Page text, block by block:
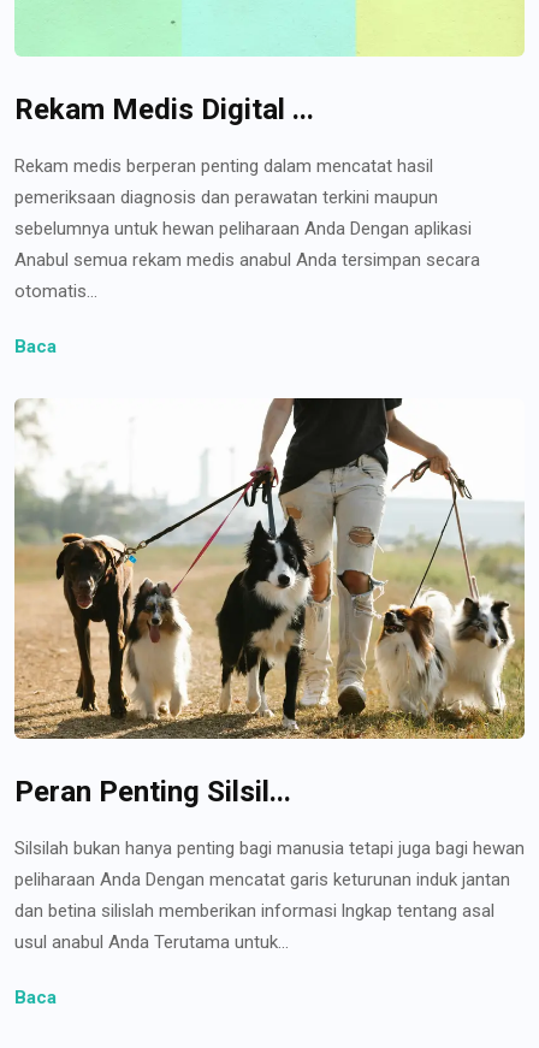
Rekam Medis Digital ...
Rekam medis berperan penting dalam mencatat hasil
pemeriksaan diagnosis dan perawatan terkini maupun
sebelumnya untuk hewan peliharaan Anda Dengan aplikasi
Anabul semua rekam medis anabul Anda tersimpan secara
otomatis...
Baca
Peran Penting Silsil...
Silsilah bukan hanya penting bagi manusia tetapi juga bagi hewan
peliharaan Anda Dengan mencatat garis keturunan induk jantan
dan betina silislah memberikan informasi lngkap tentang asal
usul anabul Anda Terutama untuk...
Baca